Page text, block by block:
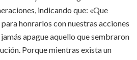
indicando que: «Que
honrarlos con nuestras acciones
apague aquello que sembraron
Porque mientras exista un